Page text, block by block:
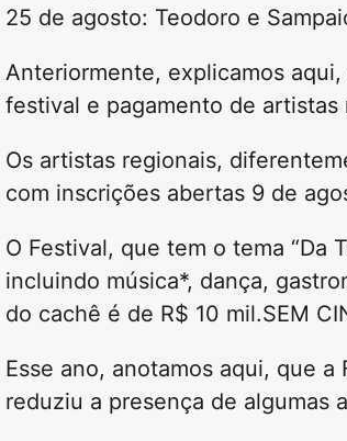
25 de agosto: Teodoro e
Anteriormente, explicamos
festival e pagamento de artistas
Os artistas regionais,
com inscrições abertas 9 de
O Festival, que tem o tema “Da
incluindo música*, dança,
do cachê é de R$ 10 mil.SEM
Esse ano, anotamos aqui, que
reduziu a presença de algumas